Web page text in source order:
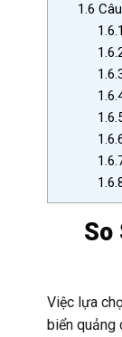
1.6
1.6.1
So
Việc lựa
biển quảng